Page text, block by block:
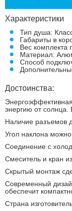
Характеристики
Тип душа:
Габариты в
Вес комплекта
Материал:
Способ
Достоинства:
энергию от солнца.
Наличие разъемов
Угол наклона можно
Соединение с
Смеситель и кран
Скрытый монтаж
Современный
обеспечит
Страна